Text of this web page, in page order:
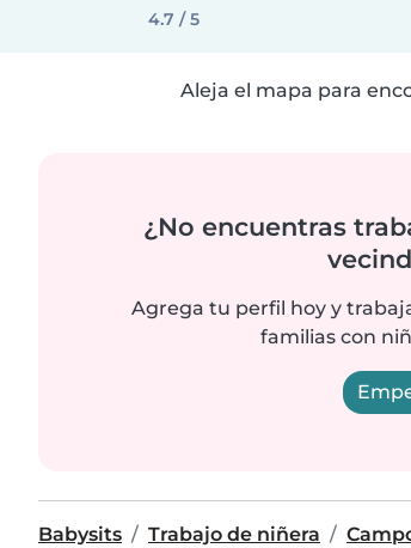
4.7 / 5
Aleja el mapa para
¿No encuentras
Agrega tu perfil hoy y
familias con
Babysits Trabajo de niñera